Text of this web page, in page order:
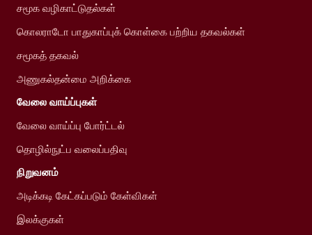
சமூக வழிகாட்டுதல்கள்
கொலராடோ பாதுகாப்புக் கொள்கை பற்றிய தகவல்கள்
சமூகத் தகவல்
அணுகல்தன்மை அறிக்கை
வேலை வாய்ப்புகள்
வேலை வாய்ப்பு போர்ட்டல்
தொழில்நுட்ப வலைப்பதிவு
நிறுவனம்
அடிக்கடி கேட்கப்படும் கேள்விகள்
இலக்குகள்